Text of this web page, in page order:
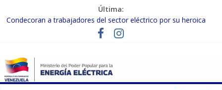
Última:
Condecoran a trabajadores del sector eléctrico por su heroica
labor tras el doble sismo del 24-J
Gobierno Nacional coordina acciones con el sector privado para
Inspeccionan trabajos de rehabilitación en instalaciones del SEN
en Carabobo
Gobierno Nacional activa plan preventivo para fortalecer el SEN